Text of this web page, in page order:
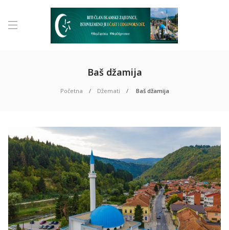
Baš džamija
Početna Džemati Baš džamija